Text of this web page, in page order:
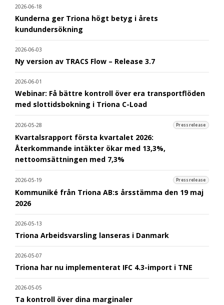
2026-06-18
Kunderna ger Triona högt betyg i årets
kundundersökning
2026-06-03
Ny version av TRACS Flow – Release 3.7
2026-06-01
Webinar: Få bättre kontroll över era transportflöden
med slottidsbokning i Triona C-Load
2026-05-28 Pressrelease
Kvartalsrapport första kvartalet 2026:
Återkommande intäkter ökar med 13,3%,
nettoomsättningen med 7,3%
2026-05-19 Pressrelease
Kommuniké från Triona AB:s årsstämma den 19 maj
2026
2026-05-13
Triona Arbeidsvarsling lanseras i Danmark
2026-05-07
Triona har nu implementerat IFC 4.3-import i TNE
2026-05-05
Ta kontroll över dina marginaler